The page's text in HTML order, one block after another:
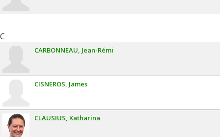
C
CARBONNEAU Jean-Rémi
CISNEROS James
CLAUSIUS Katharina